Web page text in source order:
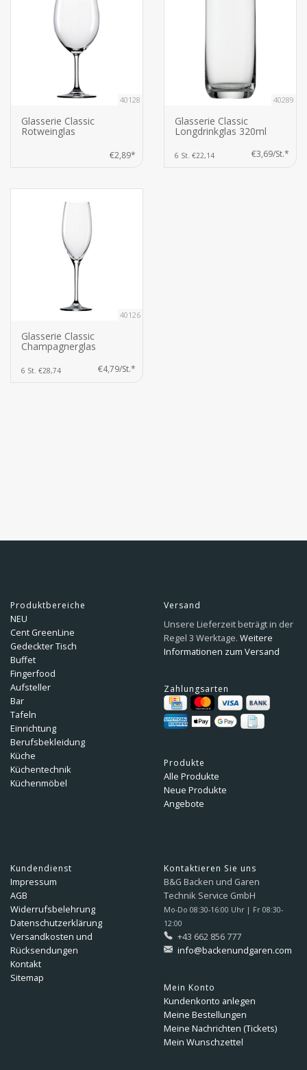
40128
Glasserie Classic
Rotweinglas
€2,89*
40289
Glasserie Classic
Longdrinkglas 320ml
6 St. €22,14 €3,69/St.*
40126
Glasserie Classic
Champagnerglas
6 St. €28,74 €4,79/St.*
Produktbereiche
NEU
Cent GreenLine
Gedeckter Tisch
Buffet
Fingerfood
Aufsteller
Bar
Tafeln
Einrichtung
Berufsbekleidung
Küche
Küchentechnik
Küchenmöbel
Versand
Unsere Lieferzeit beträgt in der
Regel 3 Werktage. Weitere
Informationen zum Versand
Zahlungsarten
Produkte
Alle Produkte
Neue Produkte
Angebote
Kundendienst
Impressum
AGB
Widerrufsbelehrung
Datenschutzerklärung
Versandkosten und
Rücksendungen
Kontakt
Sitemap
Kontaktieren Sie uns
B&G Backen und Garen
Technik Service GmbH
Mo-Do 08:30-16:00 Uhr | Fr 08:30-
12:00
+43 662 856 777
info@backenundgaren.com
Mein Konto
Kundenkonto anlegen
Meine Bestellungen
Meine Nachrichten (Tickets)
Mein Wunschzettel